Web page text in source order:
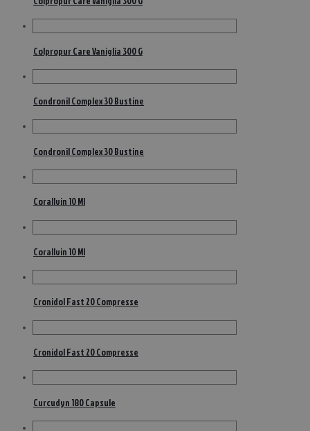
Colpropur Care Vaniglia 300 G
Condronil Complex 30 Bustine
Condronil Complex 30 Bustine
Corallvin 10 Ml
Corallvin 10 Ml
Cronidol Fast 20 Compresse
Cronidol Fast 20 Compresse
Curcudyn 180 Capsule